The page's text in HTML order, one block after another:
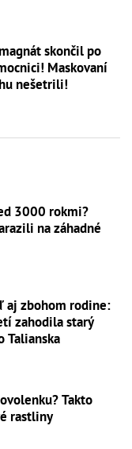
skončil po
Maskovaní
nešetrili!
3000 rokmi?
na záhadné
aj zbohom rodine:
zahodila starý
Talianska
Takto
rastliny